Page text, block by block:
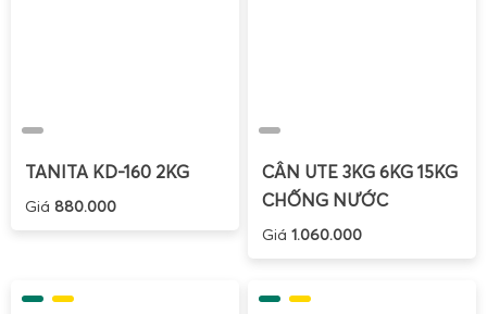
Cân mini 100g 200g 300g định lượng chi tiết nhựa
các chi tiết nhựa nhỏ trong ngành điện tử, ô tô, gia
dụng được cân để kiểm tra trọng lượng, phát hiện
sai lệch do thiếu nhựa, bọt khí, lỗi khuôn…
Cân tiểu ly cân kiểm tra trọng lượng mẫu hàng hóa
thiện, so sánh với trọng lượng tiêu chuẩn, từ đó đánh
TANITA KD-160 2KG
Giá 880.000
CÂN UTE 3KG 6KG 15KG
CHỐNG NƯỚC
Giá 1.060.000